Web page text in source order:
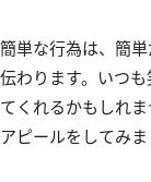
単な行為は、簡
わります。いつ
くれるかもしれ
ピールをしてみま